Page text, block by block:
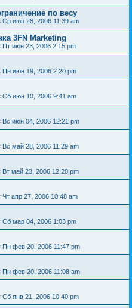
по весу
Ср июн 28, 2006 11:39 am
3FN Marketing
Пт июн 23, 2006 2:15 pm
Пн июн 19, 2006 2:20 pm
Сб июн 10, 2006 9:41 am
Вс июн 04, 2006 12:21 pm
Вс май 28, 2006 11:29 am
Вт май 23, 2006 12:20 pm
Чт апр 27, 2006 10:48 am
Сб мар 04, 2006 1:03 pm
Пн фев 20, 2006 11:47 pm
Пн фев 20, 2006 11:08 am
Сб янв 21, 2006 10:40 pm